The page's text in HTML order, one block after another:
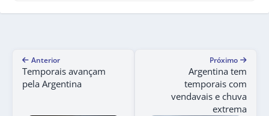
Anterior
Temporais avançam
pela Argentina
Próximo
Argentina tem
temporais com
vendavais e chuva
extrema